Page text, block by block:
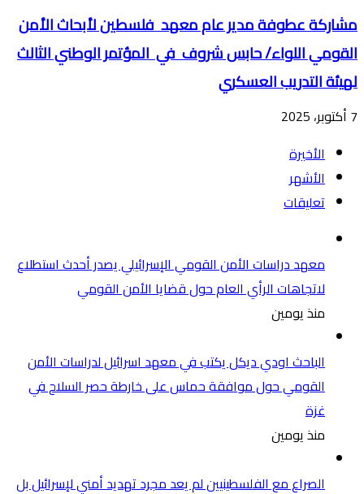
مشاركة عطوفة مدير عام معهد فلسطين لأبحاث الأمن
القومي اللواء/ حابس شروف في المؤتمر الوطني الثالث
لهيئة التدريب العسكري
7 أكتوبر، 2025
الأخيرة
الأشهر
تعليقات
معهد دراسات الأمن القومي الإسرائيلي يصدر أحدث استطلاع
لاتجاهات الرأي العام حول قضايا الأمن القومي
منذ يومين
الباحث اودي ديكل يكتب في معهد اسرائيل لدراسات الأمن
القومي حول موافقة حماس على خارطة حصر السلاح في
غزة
منذ يومين
الصراع مع الفلسطينيين لم يعد مجرد تهديد أمني لإسرائيل بل